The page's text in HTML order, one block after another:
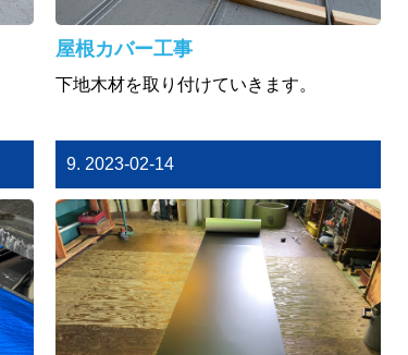
屋根カバー工事
下地木材を取り付けていきます。
9. 2023-02-14